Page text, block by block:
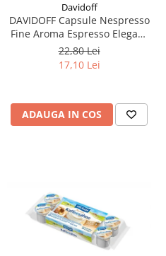
Davidoff
DAVIDOFF Capsule Nespresso
Fine Aroma Espresso Elegant
& Fragrant 10x5.5g
22,80 Lei
17,10 Lei
ADAUGA IN COS